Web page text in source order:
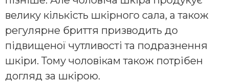
велику кількість шкірного сала, а також
регулярне бриття призводить до
підвищеної чутливості та подразнення
шкіри. Тому чоловікам також потрібен
догляд за шкірою.